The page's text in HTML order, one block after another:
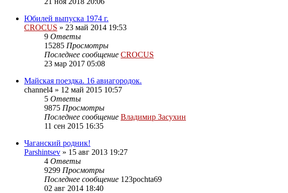
Юбилей выпуска 1974 г.
CROCUS » 23 май 2014 19:53
9 Ответы
15285 Просмотры
Последнее сообщение CROCUS
23 мар 2017 05:08
Майская поездка. 16 авиагородок.
channel4 » 12 май 2015 10:57
5 Ответы
9875 Просмотры
Последнее сообщение Владимир Засухин
11 сен 2015 16:35
Чаганский родник!
Parshintsev » 15 авг 2013 19:27
4 Ответы
9299 Просмотры
Последнее сообщение 123pochta69
02 авг 2014 18:40